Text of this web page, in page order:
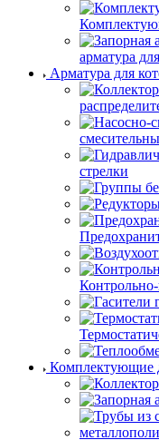
арматура
Арматура для
стрелки
Комплектующие